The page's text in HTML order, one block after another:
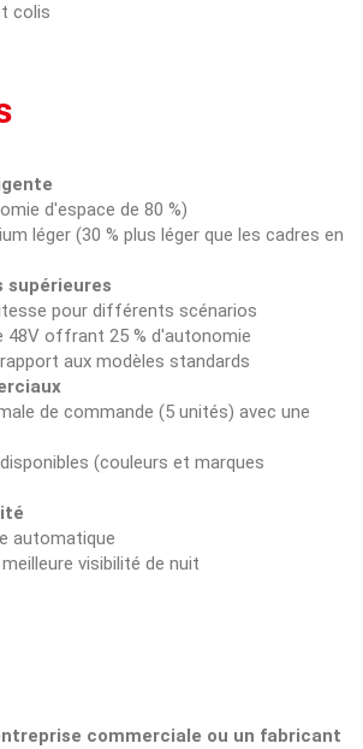
colis
d'espace de 80 %)
léger (30 % plus léger que les cadres en
supérieures
pour différents scénarios
48V offrant 25 % d'autonomie
aux modèles standards
de commande (5 unités) avec une
(couleurs et marques
automatique
visibilité de nuit
commerciale ou un fabricant